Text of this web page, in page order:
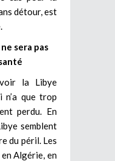
détour, est
sera pas
la Libye
que trop
perdu. En
semblent
du péril. Les
Algérie, en